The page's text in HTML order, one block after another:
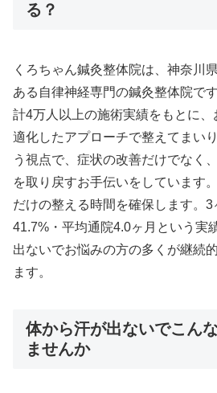
る？
くろちゃん鍼灸整体院は、神奈川
ある自律神経専門の鍼灸整体院で
計4万人以上の施術実績をもとに
適化したアプローチで整えてまい
う視点で、症状の改善だけでなく
を取り戻すお手伝いをしています
だけの整える時間を確保します。
41.7%・平均通院4.0ヶ月という実
出ないでお悩みの方の多くが継続
ます。
体から汗が出ないでこん
ませんか